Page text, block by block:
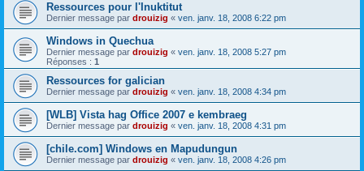
Ressources pour l'Inuktitut
Dernier message par drouizig « ven. janv. 18, 2008 6:22 pm
Windows in Quechua
Dernier message par drouizig « ven. janv. 18, 2008 5:27 pm
Réponses : 1
Ressources for galician
Dernier message par drouizig « ven. janv. 18, 2008 4:34 pm
[WLB] Vista hag Office 2007 e kembraeg
Dernier message par drouizig « ven. janv. 18, 2008 4:31 pm
[chile.com] Windows en Mapudungun
Dernier message par drouizig « ven. janv. 18, 2008 4:26 pm